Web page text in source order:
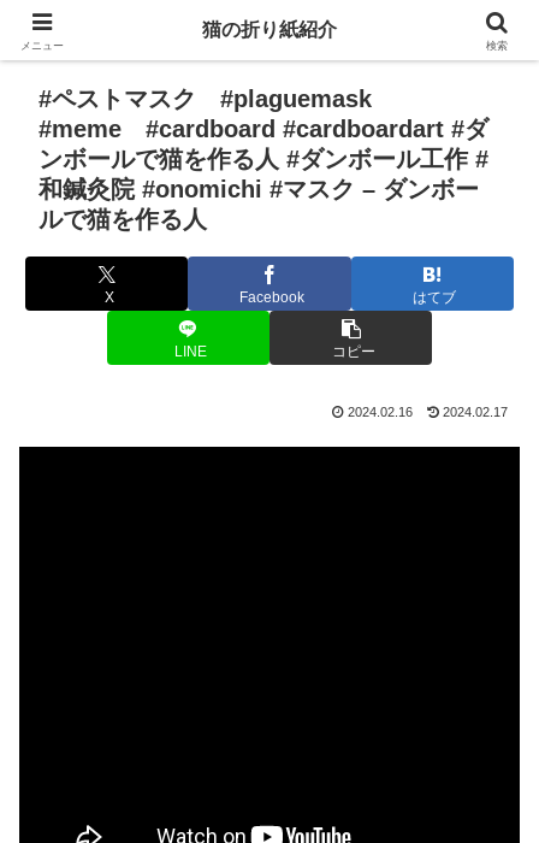
#ペストマスク #plaguemask
#meme #cardboard #cardboardart #ダ
ンボールで猫を作る人 #ダンボール工作 #
和鍼灸院 #onomichi #マスク – ダンボー
ルで猫を作る人
X Facebook はてブ
LINE コピー
2024.02.16 2024.02.17
メニュー
猫の折り紙紹介
検索